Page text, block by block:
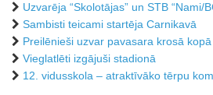
Uzvarēja “Skolotājas” un STB “Nami/
Sambisti teicami startēja Carnikavā
Preilēnieši uzvar pavasara krosā
Vieglatlēti izgājuši stadionā
12. vidusskola – atraktīvāko tērpu